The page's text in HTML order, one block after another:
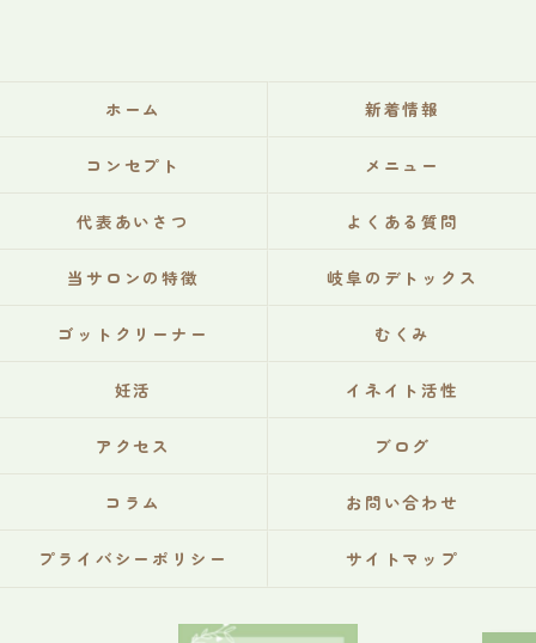
ホーム 新着情報
コンセプト メニュー
代表あいさつ よくある質問
当サロンの特徴 岐阜のデトックス
ゴットクリーナー むくみ
妊活 イネイト活性
アクセス ブログ
コラム お問い合わせ
プライバシーポリシー サイトマップ